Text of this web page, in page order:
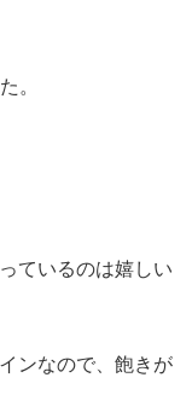
。
ているのは嬉しい
ンなので、飽きが